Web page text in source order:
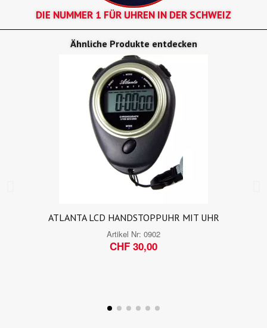
DIE NUMMER 1 FÜR UHREN IN DER SCHWEIZ
Ähnliche Produkte entdecken
ATLANTA LCD HANDSTOPPUHR MIT UHR
Artikel Nr: 0902
CHF 30,00